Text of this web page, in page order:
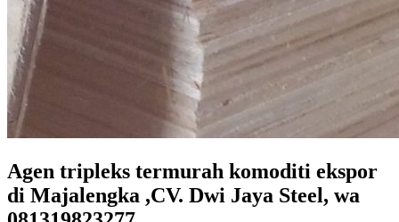
Agen tripleks termurah komoditi ekspor
di Majalengka ,CV. Dwi Jaya Steel, wa